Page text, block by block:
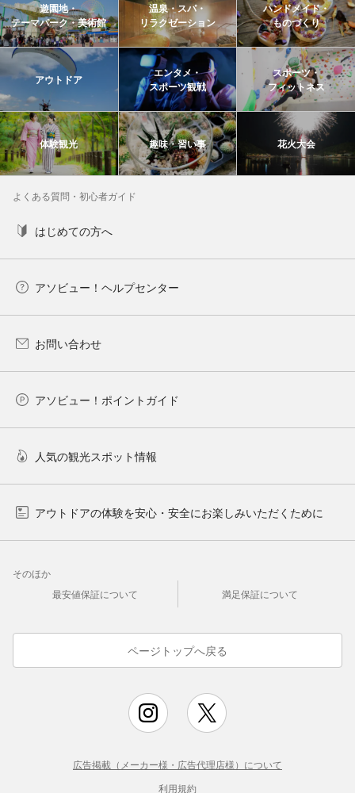
遊園地・
テーマパーク・美術館
温泉・スパ・
リラクゼーション
ハンドメイド・
ものづくり
アウトドア
エンタメ・
スポーツ観戦
スポーツ・
フィットネス
体験観光 趣味・習い事 花火大会
よくある質問・初心者ガイド
はじめての方へ
アソビュー！ヘルプセンター
お問い合わせ
アソビュー！ポイントガイド
人気の観光スポット情報
アウトドアの体験を安心・安全にお楽しみいただくために
そのほか
最安値保証について
満足保証について
ページトップへ戻る
広告掲載（メーカー様・広告代理店様）について
利用規約